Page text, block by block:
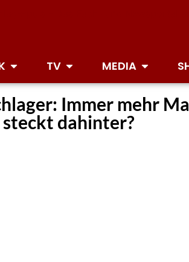
TV MEDIA
Immer mehr
steckt dahinter?